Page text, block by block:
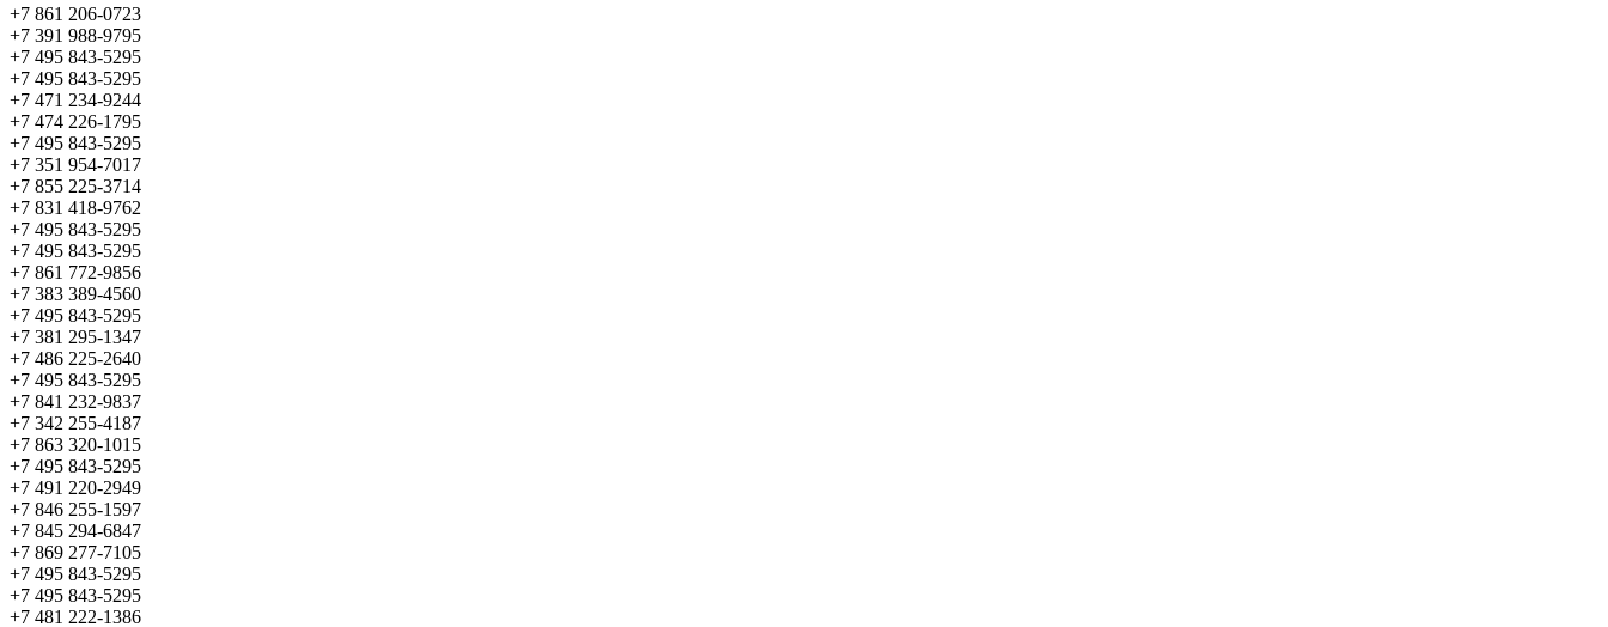
+7 861 206-0723
+7 391 988-9795
+7 495 843-5295
+7 495 843-5295
+7 471 234-9244
+7 474 226-1795
+7 495 843-5295
+7 351 954-7017
+7 855 225-3714
+7 831 418-9762
+7 495 843-5295
+7 495 843-5295
+7 861 772-9856
+7 383 389-4560
+7 495 843-5295
+7 381 295-1347
+7 486 225-2640
+7 495 843-5295
+7 841 232-9837
+7 342 255-4187
+7 863 320-1015
+7 495 843-5295
+7 491 220-2949
+7 846 255-1597
+7 845 294-6847
+7 869 277-7105
+7 495 843-5295
+7 495 843-5295
+7 481 222-1386